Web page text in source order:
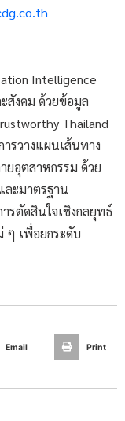
Intelligence
สังคม ด้วยข้อมูล
Thailand
รวางแผนเส้นทาง
อุตสาหกรรม ด้วย
ะมาตรฐาน
ารตัดสินใจเชิงกลยุทธ์
ๆ เพื่อยกระดับ
Email Print